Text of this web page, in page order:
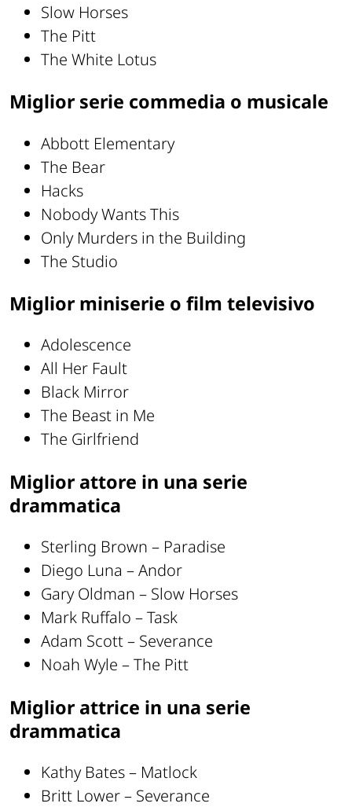
Slow Horses
The Pitt
The White Lotus
Miglior serie commedia o musicale
Abbott Elementary
The Bear
Hacks
Nobody Wants This
Only Murders in the Building
The Studio
Miglior miniserie o film televisivo
Adolescence
All Her Fault
Black Mirror
The Beast in Me
The Girlfriend
Miglior attore in una serie
drammatica
Sterling Brown – Paradise
Diego Luna – Andor
Gary Oldman – Slow Horses
Mark Ruffalo – Task
Adam Scott – Severance
Noah Wyle – The Pitt
Miglior attrice in una serie
drammatica
Kathy Bates – Matlock
Britt Lower – Severance